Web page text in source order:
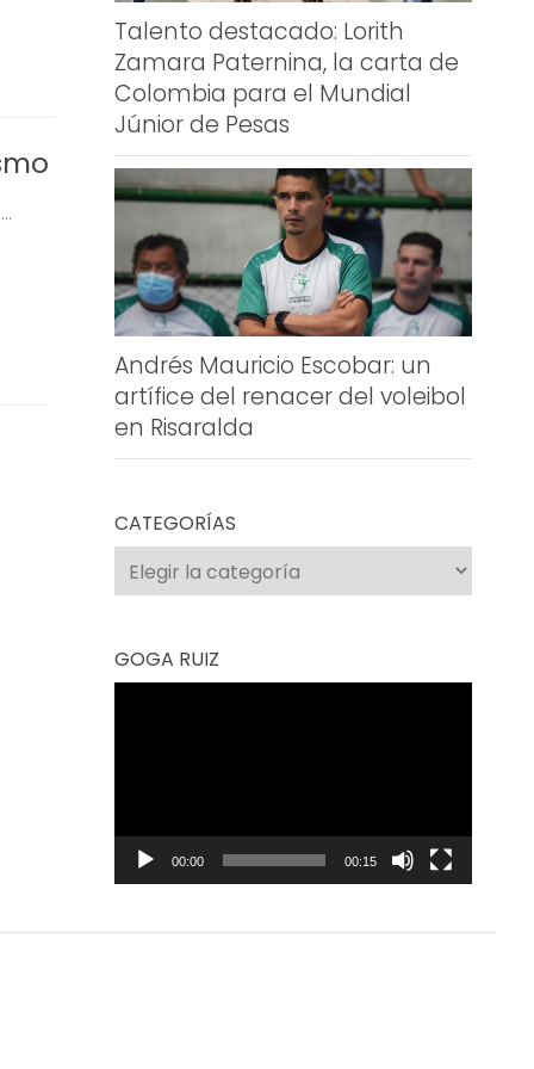
Talento destacado: Lorith
Zamara Paternina, la carta de
Colombia para el Mundial
Júnior de Pesas
Andrés Mauricio Escobar: un
artífice del renacer del voleibol
en Risaralda
CATEGORÍAS
Categorías
GOGA RUIZ
00:00 00:15